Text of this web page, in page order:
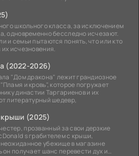
школьного класса, за исключением
одновременно бесследно исчезают.
и семьи пытаются понять, что или кто
исчезновения.
(2022-2026)
"Дом дракона" лежит грандиозное
и кровь", которое погружает
династии Таргариенов и их
литературный шедевр,
крыши (2025)
прозванный за свои дерзкие
s грабителем с крыши,
убежище в магазине
он получает шанс перевести дух и